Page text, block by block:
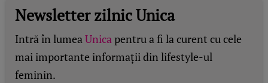
Newsletter zilnic Unica
Intră în lumeaUnicapentru a fi la curent cu cele
mai importante informații din lifestyle-ul
feminin.